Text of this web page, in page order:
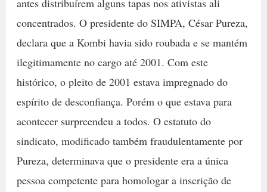
antes distribuírem alguns tapas nos ativistas ali
concentrados. O presidente do SIMPA, César Pureza,
declara que a Kombi havia sido roubada e se mantém
ilegitimamente no cargo até 2001. Com este
histórico, o pleito de 2001 estava impregnado do
espírito de desconfiança. Porém o que estava para
acontecer surpreendeu a todos. O estatuto do
sindicato, modificado também fraudulentamente por
Pureza, determinava que o presidente era a única
pessoa competente para homologar a inscrição de